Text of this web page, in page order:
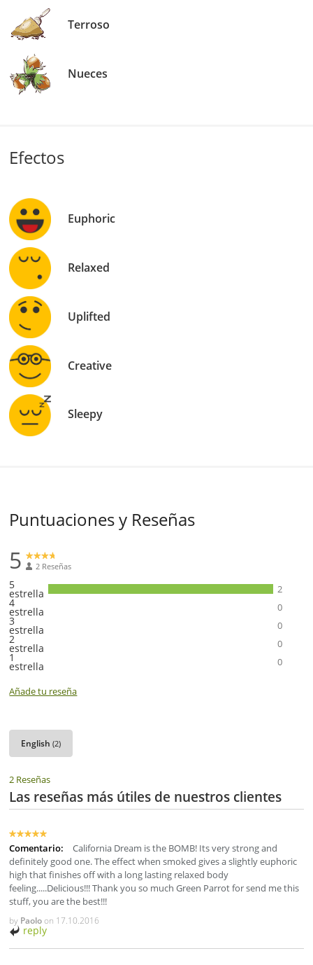
Terroso
Nueces
Efectos
Euphoric
Relaxed
Uplifted
Creative
Sleepy
Puntuaciones y Reseñas
5 2 Reseñas
5
estrella 2
4
estrella 0
3
estrella 0
2
estrella 0
1
estrella 0
Añade tu reseña
English(2)
2 Reseñas
Las reseñas más útiles de nuestros clientes
Comentario:
California Dream is the BOMB! Its very strong and
definitely good one. The effect when smoked gives a slightly euphoric
high that finishes off with a long lasting relaxed body
feeling.....Delicious!!! Thank you so much Green Parrot for send me this
stuff, you are the best!!!
by Paoloon 17.10.2016
reply